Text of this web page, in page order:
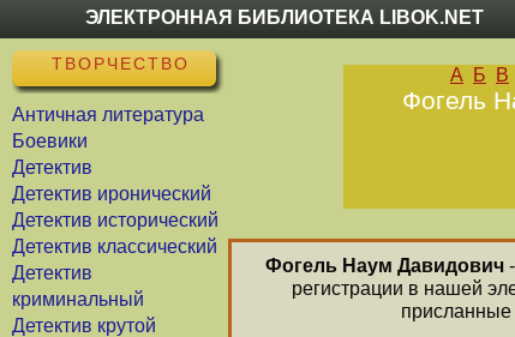
ЭЛЕКТРОННАЯ БИБЛИОТЕКА LIBOK.NET
ТВОРЧЕСТВО
Античная литература
Боевики
Детектив
Детектив иронический
Детектив исторический
Детектив классический
Детектив
криминальный
Детектив крутой
А Б В
Фогель
Фогель Наум Давидович
регистрации в нашей
присланные